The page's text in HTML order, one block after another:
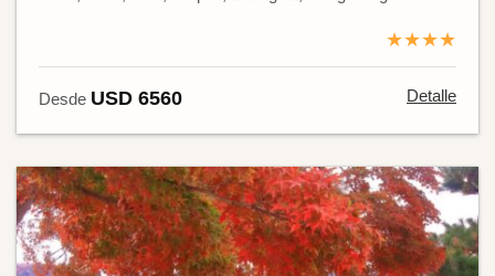
★★★★
Desde USD 6560 Detalle